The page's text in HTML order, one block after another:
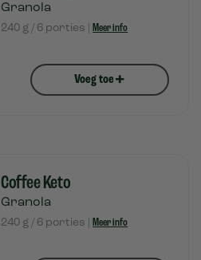
Granola
240 g / 6 porties | Meer info
Voeg toe+
Coffee Keto
Granola
240 g / 6 porties | Meer info